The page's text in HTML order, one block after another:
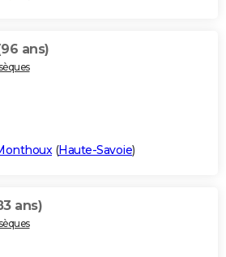
ans)
(Haute-Savoie)
ans)